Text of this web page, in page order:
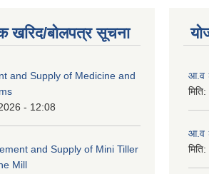
खरिद/बोलपत्र सूचना
and Supply of Medicine and
- 12:08
and Supply of Mini Tiller
Mill
आ.व
मिति:
आ.व
मिति: